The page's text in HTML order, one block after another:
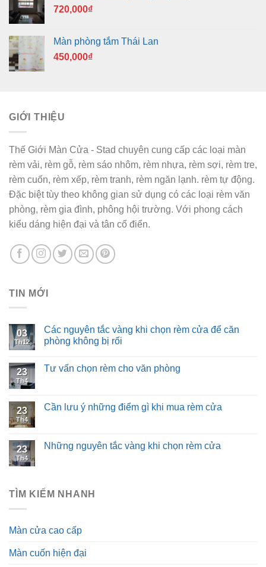
720,000₫
Màn phòng tắm Thái Lan
450,000₫
GIỚI THIỆU
Thế Giới Màn Cửa - Stad chuyên cung cấp các loại màn
rèm vải, rèm gỗ, rèm sáo nhôm, rèm nhựa, rèm sợi, rèm tre,
rèm cuốn, rèm xếp, rèm tranh, rèm ngăn lạnh. rèm tự động.
Đặc biệt tùy theo không gian sử dụng có các loại rèm văn
phòng, rèm gia đình, phông hội trường. Với phong cách
kiểu dáng hiện đại và tân cổ điển.
TIN MỚI
03
Th12
Các nguyên tắc vàng khi chọn rèm cửa để căn
phòng không bị rối
23
Th4
Tư vấn chọn rèm cho văn phòng
23
Th4
Cần lưu ý những điểm gì khi mua rèm cửa
23
Th4
Những nguyên tắc vàng khi chọn rèm cửa
TÌM KIẾM NHANH
Màn cửa cao cấp
Màn cuốn hiện đại